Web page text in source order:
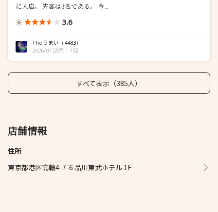
に入店。 先客は3名である。 今...
3.6
The うまい （4483）
2026/07 訪問
1回
すべて表示（385人）
店舗情報
住所
東京都港区高輪4-7-6 品川東武ホテル 1F